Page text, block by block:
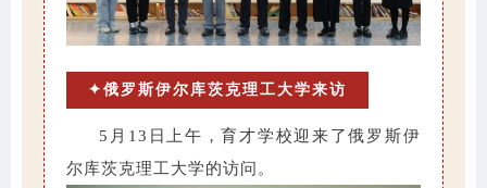
✦俄罗斯伊尔库茨克理工大学来访
5月13日上午，育才学校迎来了俄罗斯伊
尔库茨克理工大学的访问。